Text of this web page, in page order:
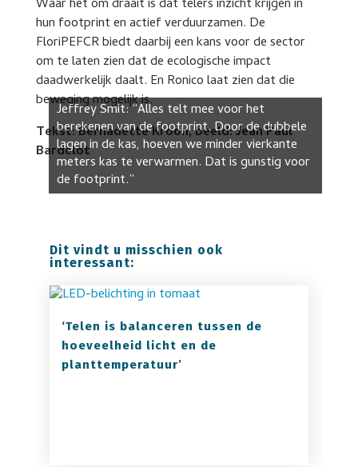
Waar het om draait is dat telers inzicht krijgen in
hun footprint en actief verduurzamen. De
FloriPEFCR biedt daarbij een kans voor de sector
om te laten zien dat de ecologische impact
daadwerkelijk daalt. En Ronico laat zien dat die
beweging mogelijk is.
Tekst: Bernadette Kroon, beeld: Jean Paul
Bardelot
Jeffrey Smit: “Alles telt mee voor het
berekenen van de footprint. Door de dubbele
lagen in de kas, hoeven we minder vierkante
meters kas te verwarmen. Dat is gunstig voor
de footprint.”
Dit vindt u misschien ook
interessant:
‘Telen is balanceren tussen de
hoeveelheid licht en de
planttemperatuur’